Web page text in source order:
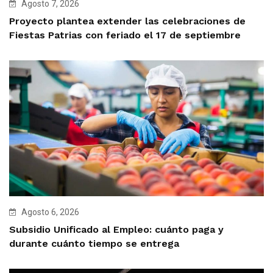
Agosto 7, 2026
Proyecto plantea extender las celebraciones de
Fiestas Patrias con feriado el 17 de septiembre
Agosto 6, 2026
Subsidio Unificado al Empleo: cuánto paga y
durante cuánto tiempo se entrega